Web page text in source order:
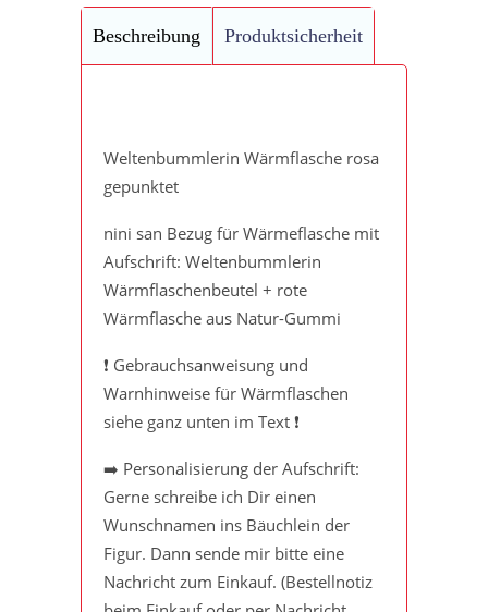
Beschreibung Produktsicherheit
Weltenbummlerin Wärmflasche rosa
gepunktet
nini san Bezug für Wärmeflasche mit
Aufschrift: Weltenbummlerin
Wärmflaschenbeutel + rote
Wärmflasche aus Natur-Gummi
❗️ Gebrauchsanweisung und
Warnhinweise für Wärmflaschen
siehe ganz unten im Text ❗️
➡️ Personalisierung der Aufschrift:
Gerne schreibe ich Dir einen
Wunschnamen ins Bäuchlein der
Figur. Dann sende mir bitte eine
Nachricht zum Einkauf. (Bestellnotiz